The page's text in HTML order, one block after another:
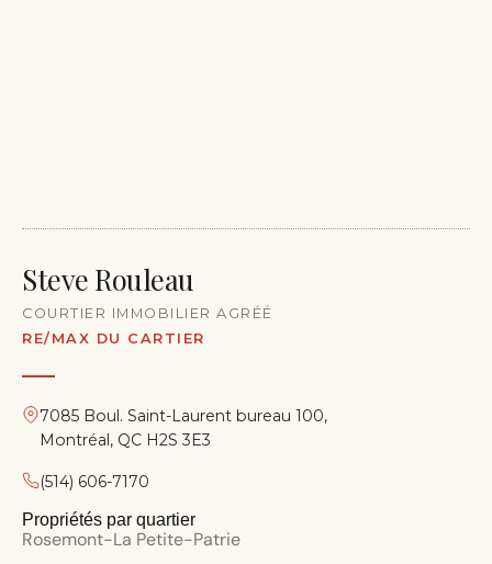
Steve Rouleau
COURTIER IMMOBILIER AGRÉÉ
RE/MAX DU CARTIER
7085 Boul. Saint-Laurent bureau 100,
Montréal, QC H2S 3E3
(514) 606-7170
Propriétés par quartier
Rosemont-La Petite-Patrie